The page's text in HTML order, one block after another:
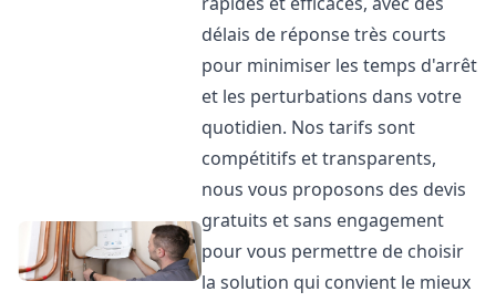
délais de réponse très courts
pour minimiser les temps d'arrêt
et les perturbations dans votre
quotidien. Nos tarifs sont
compétitifs et transparents,
nous vous proposons des devis
gratuits et sans engagement
pour vous permettre de choisir
la solution qui convient le mieux